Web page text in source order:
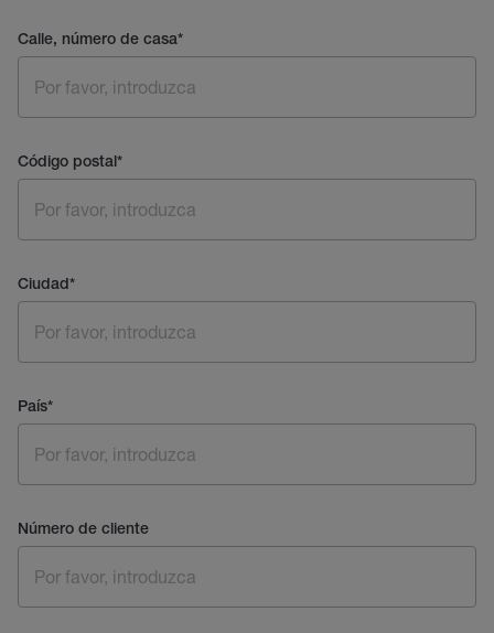
Calle, número de casa*
Código postal*
Ciudad*
País*
Número de cliente